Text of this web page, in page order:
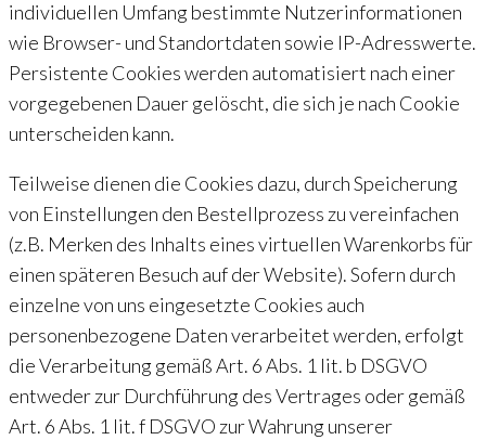
individuellen Umfang bestimmte Nutzerinformationen
wie Browser- und Standortdaten sowie IP-Adresswerte.
Persistente Cookies werden automatisiert nach einer
vorgegebenen Dauer gelöscht, die sich je nach Cookie
unterscheiden kann.
Teilweise dienen die Cookies dazu, durch Speicherung
von Einstellungen den Bestellprozess zu vereinfachen
(z.B. Merken des Inhalts eines virtuellen Warenkorbs für
einen späteren Besuch auf der Website). Sofern durch
einzelne von uns eingesetzte Cookies auch
personenbezogene Daten verarbeitet werden, erfolgt
die Verarbeitung gemäß Art. 6 Abs. 1 lit. b DSGVO
entweder zur Durchführung des Vertrages oder gemäß
Art. 6 Abs. 1 lit. f DSGVO zur Wahrung unserer